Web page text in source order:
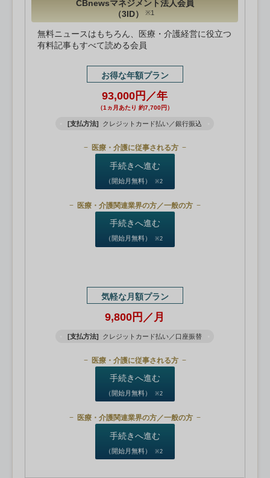
CBnewsマネジメント法人会員
（3ID）
※1
無料ニュースはもちろん、医療・介護経営に役立つ
有料記事もすべて読める会員
お得な年額プラン
93,000円／年
（1ヵ月あたり 約7,700円）
[支払方法] クレジットカード払い／銀行振込
医療・介護に従事される方
手続きへ進む
（開始月無料） ※2
医療・介護関連業界の方／一般の方
手続きへ進む
（開始月無料） ※2
気軽な月額プラン
9,800円／月
[支払方法] クレジットカード払い／口座振替
医療・介護に従事される方
手続きへ進む
（開始月無料） ※2
医療・介護関連業界の方／一般の方
手続きへ進む
（開始月無料） ※2